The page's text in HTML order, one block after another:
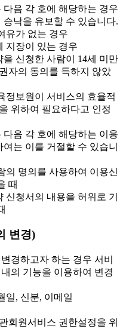
음 각 호에 해당하는 경우
승낙을 유보할 수 있습니다.
유가 없는 경우
지장이 있는 경우
을 신청한 사람이 14세 미만
자의 동의를 득하지 않았
정보원이 서비스의 효율적
위하여 필요하다고 인정
음 각 호에 해당하는 이용
는 이를 거절할 수 있습니
의 명의를 사용하여 이용신
때
신청서의 내용을 허위로 기
변경)
경하고자 하는 경우 서비
의 기능을 이용하여 변경
, 신분, 이메일
회원서비스 권한설정을 위